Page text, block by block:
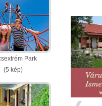
Park
(5 kép)